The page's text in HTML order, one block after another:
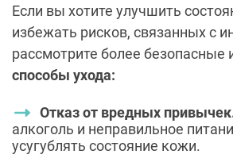
Если вы хотите улучшить
избежать рисков, связанных с
рассмотрите более безопасные
способы ухода:
Отказ от вредных
алкоголь и неправильное
усугублять состояние кожи.